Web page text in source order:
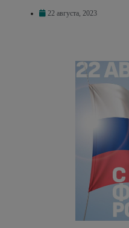
22 августа, 2023